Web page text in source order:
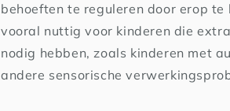
behoeften te reguleren door erop te
vooral nuttig voor kinderen die
nodig hebben, zoals kinderen met
andere sensorische